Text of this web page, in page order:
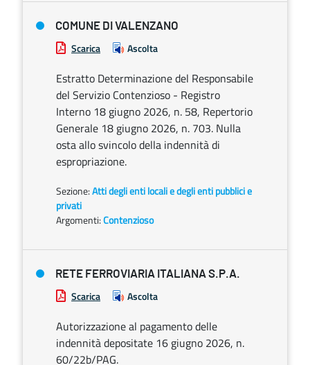
COMUNE DI VALENZANO
Scarica Ascolta
Estratto Determinazione del Responsabile
del Servizio Contenzioso - Registro
Interno 18 giugno 2026, n. 58, Repertorio
Generale 18 giugno 2026, n. 703. Nulla
osta allo svincolo della indennità di
espropriazione.
Sezione:Atti degli enti locali e degli enti pubblici e
privati
Argomenti:Contenzioso
RETE FERROVIARIA ITALIANA S.P.A.
Scarica Ascolta
Autorizzazione al pagamento delle
indennità depositate 16 giugno 2026, n.
60/22b/PAG.